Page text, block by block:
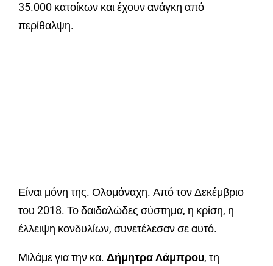
35.000 κατοίκων και έχουν ανάγκη από
περίθαλψη.
Είναι μόνη της. Ολομόναχη. Από τον Δεκέμβριο
του 2018. Το δαιδαλώδες σύστημα, η κρίση, η
έλλειψη κονδυλίων, συνετέλεσαν σε αυτό.
Μιλάμε για την κα. Δήμητρα Λάμπρου, τη